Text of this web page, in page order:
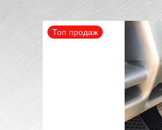
Топ продаж